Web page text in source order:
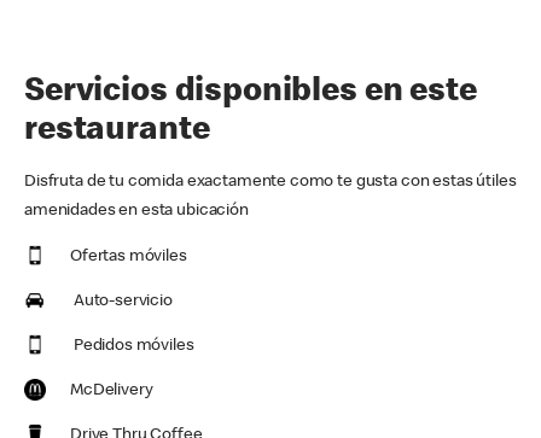
Servicios disponibles en este
restaurante
Disfruta de tu comida exactamente como te gusta con estas útiles
amenidades en esta ubicación
Ofertas móviles
Auto-servicio
Pedidos móviles
McDelivery